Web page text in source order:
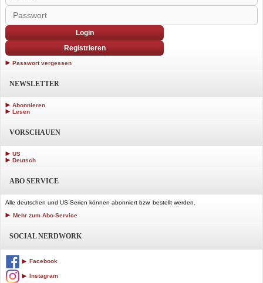
Login
Registrieren
Passwort vergessen
NEWSLETTER
Abonnieren
Lesen
VORSCHAUEN
US
Deutsch
ABO SERVICE
Alle deutschen und US-Serien können abonniert bzw. bestellt werden.
Mehr zum Abo-Service
SOCIAL NERDWORK
Facebook
Instagram